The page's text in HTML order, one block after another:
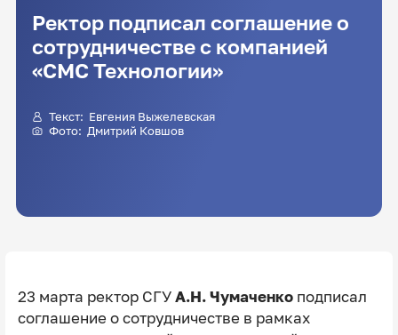
Ректор подписал соглашение о
сотрудничестве с компанией
«СМС Технологии»
Текст: Евгения Выжелевская
Фото: Дмитрий Ковшов
23 марта ректор СГУ А.Н. Чумаченко подписал
соглашение о сотрудничестве в рамках